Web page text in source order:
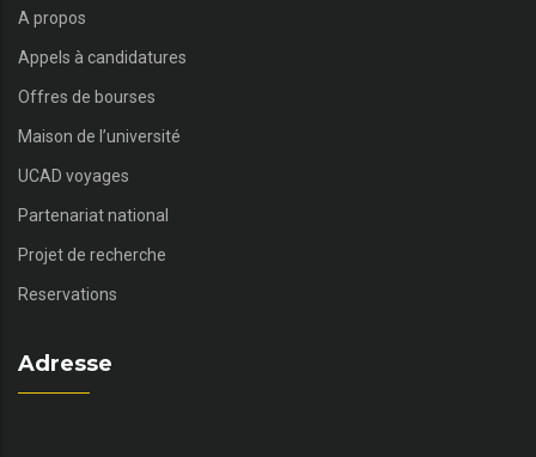
A propos
Appels à candidatures
Offres de bourses
Maison de l’université
UCAD voyages
Partenariat national
Projet de recherche
Reservations
Adresse